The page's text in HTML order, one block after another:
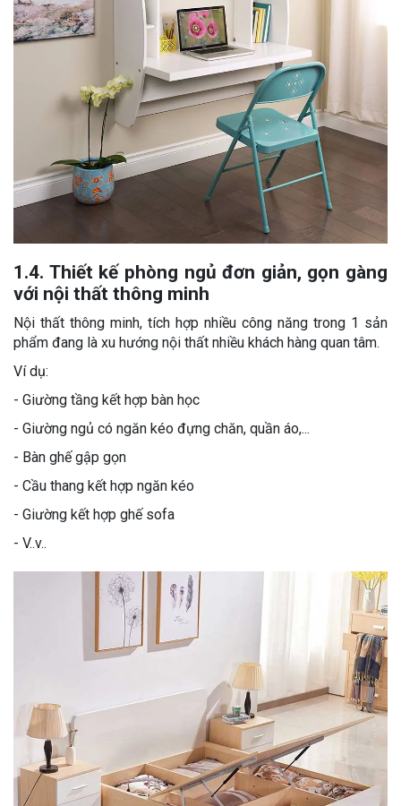
1.4. Thiết kế phòng ngủ đơn giản, gọn gàng
với nội thất thông minh
Nội thất thông minh, tích hợp nhiều công năng trong 1 sản
phẩm đang là xu hướng nội thất nhiều khách hàng quan tâm.
Ví dụ:
- Giường tầng kết hợp bàn học
- Giường ngủ có ngăn kéo đựng chăn, quần áo,...
- Bàn ghế gập gọn
- Cầu thang kết hợp ngăn kéo
- Giường kết hợp ghế sofa
- V..v..